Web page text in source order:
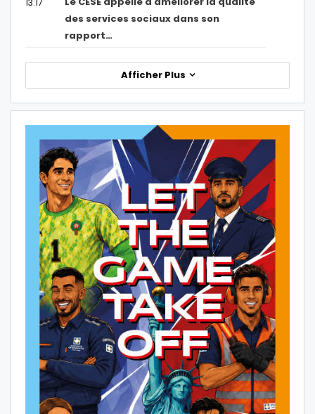
13:17
des services sociaux dans son
rapport…
Afficher Plus